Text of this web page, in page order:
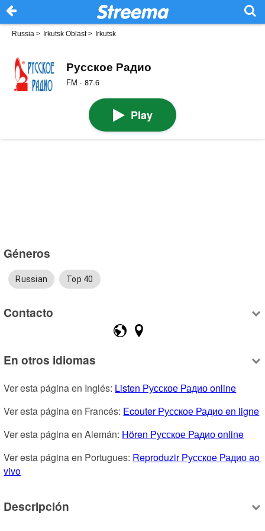
Russia > Irkutsk Oblast> Irkutsk
Русское Радио
FM · 87.6
Play
Géneros
Russian Top 40
Contacto
En otros idiomas
Ver esta página en Inglés: Listen Русское Радио online
Ver esta página en Francés: Ecouter Русское Радио en ligne
Ver esta página en Alemán: Hören Русское Радио online
Ver esta página en Portugues: Reproduzir Русское Радио ao
vivo
Descripción